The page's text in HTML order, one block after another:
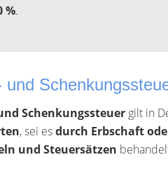
%.
und
Schenkungssteuergilt in
, sei esdurch Erbschaft
und Steuersätzen